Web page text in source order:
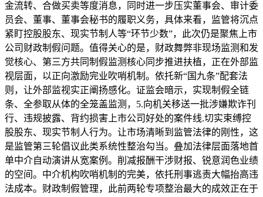
金流转、合做买卖等度消息，同时进一步压实董事会、审计委
员会、董事、董事会秘书的履职义务，具体来看，监管将沉点
紧盯控股股东、现实节制人等“环节少数”，此次仍是聚焦上市
公司财政制假问题。值得关心的是，财政舞弊非现场监测和发
觉核心、第三方共同制假监测核心同步推进扶植，正在外部监
视层面，以正向激励完业吹哨机制。依托新“国九条”配套法
则，让外部监视实正阐扬感化。证监会暗示，实现制假全链
条、全参取从体的全笼盖监测，5.向机关移送一批涉嫌欺诈刊
行、违规披露、背约损害上市公司好处的案件线.切实束缚控
股股东、现实节制人行为。让市场清晰到监管法律的刚性，这
是监管第三轮倡议此类系统性整治勾当。叠加法律层面落地首
单中介自动演讲从宽案例。削减报酬干涉财报、锐意润色业绩
的空间。中介机构吹哨机制的完美，依托刑事逃责大幅抬高违
法成本。财政制假管理，此前两轮专项整治最大的成效正在于